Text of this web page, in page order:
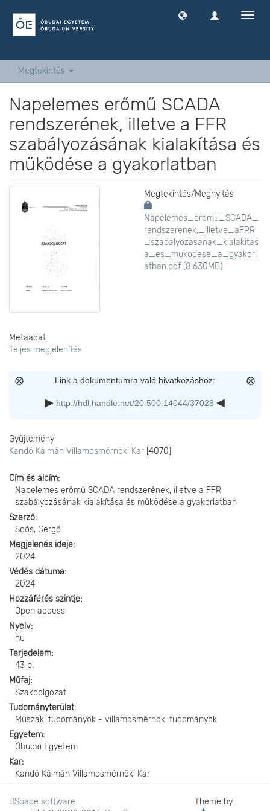
Megtekintés
Napelemes erőmű SCADA
rendszerének, illetve a FFR
szabályozásának kialakítása és
működése a gyakorlatban
Megtekintés/Megnyitás
Napelemes_eromu_SCADA_
rendszerenek,_illetve_aFRR
_szabalyozasanak_kialakitas
a_es_mukodese_a_gyakorl
atban.pdf (8.630MB)
Metaadat
Teljes megjelenítés
Link a dokumentumra való hivatkozáshoz:
http://hdl.handle.net/20.500.14044/37028
Gyűjtemény
Kandó Kálmán Villamosmérnöki Kar [4070]
Cím és alcím
Napelemes erőmű SCADA rendszerének, illetve a FFR
szabályozásának kialakítása és működése a gyakorlatban
Szerző
Soós, Gergő
Megjelenés ideje
2024
Védés dátuma
2024
Hozzáférés szintje
Open access
Nyelv
hu
Terjedelem
43 p.
Műfaj
Szakdolgozat
Tudományterület
Műszaki tudományok - villamosmérnöki tudományok
Egyetem
Óbudai Egyetem
Kar
Kandó Kálmán Villamosmérnöki Kar
DSpace software
Theme by